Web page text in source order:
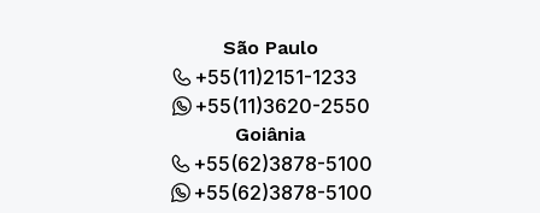
São Paulo
+55(11)2151-1233
+55(11)3620-2550
Goiânia
+55(62)3878-5100
+55(62)3878-5100